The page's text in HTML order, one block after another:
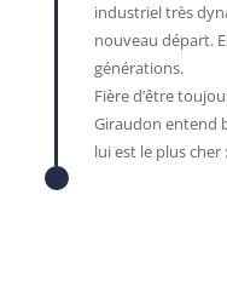
industriel très
nouveau départ.
générations.
Fière d’être
Giraudon entend
lui est le plus cher